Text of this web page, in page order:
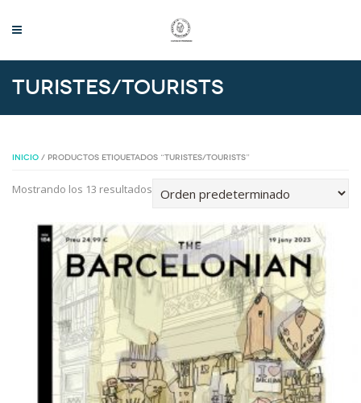
Turistes/Tourists
INICIO / PRODUCTOS ETIQUETADOS “TURISTES/TOURISTS”
Mostrando los 13 resultados